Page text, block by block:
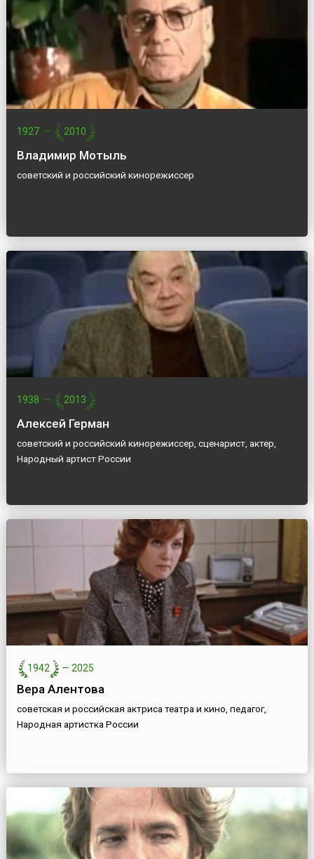
1927 — 2010
Владимир Мотыль
советский и российский кинорежиссер
1938 — 2013
Алексей Герман
советский и российский кинорежиссер, сценарист, актер,
Народный артист России
1942 — 2025
Вера Алентова
советская и российская актриса театра и кино, педагог,
Народная артистка России